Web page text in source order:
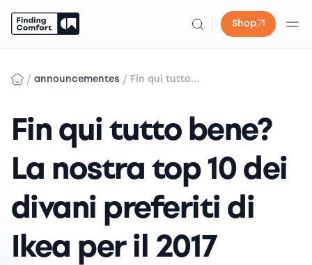
Shop
content
/ announcementes / Fin qui tutto...
Fin qui tutto bene?
La nostra top 10 dei
divani preferiti di
Ikea per il 2017